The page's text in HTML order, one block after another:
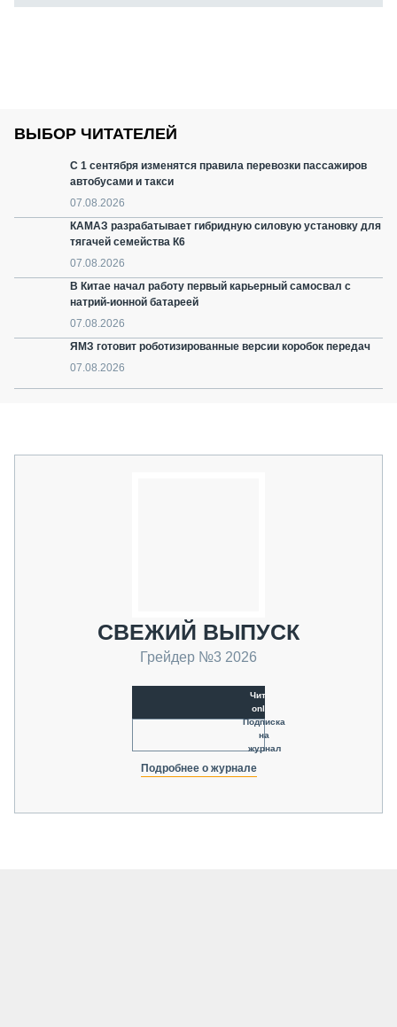
ВЫБОР ЧИТАТЕЛЕЙ
С 1 сентября изменятся правила перевозки пассажиров
автобусами и такси
07.08.2026
КАМАЗ разрабатывает гибридную силовую установку для
тягачей семейства К6
07.08.2026
В Китае начал работу первый карьерный самосвал с
натрий-ионной батареей
07.08.2026
ЯМЗ готовит роботизированные версии коробок передач
07.08.2026
СВЕЖИЙ ВЫПУСК
Грейдер №3 2026
Читать
online
Подписка
на
журнал
Подробнее о журнале